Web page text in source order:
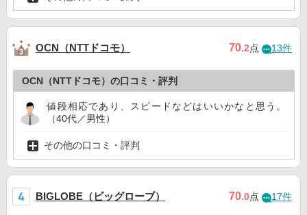
OCN（NTTドコモ） 70.2点 13件
OCN（NTTドコモ）の口コミ・評判
値段相応であり、スピードなどはいいかなと思う。
（40代／男性）
その他の口コミ・評判
BIGLOBE（ビッグローブ） 70.0点 17件